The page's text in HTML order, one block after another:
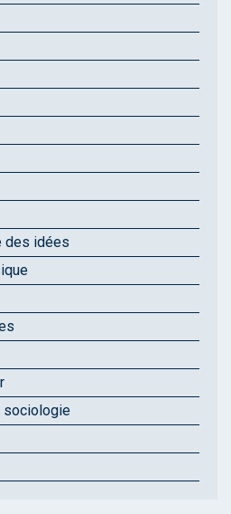
des idées
sociologie